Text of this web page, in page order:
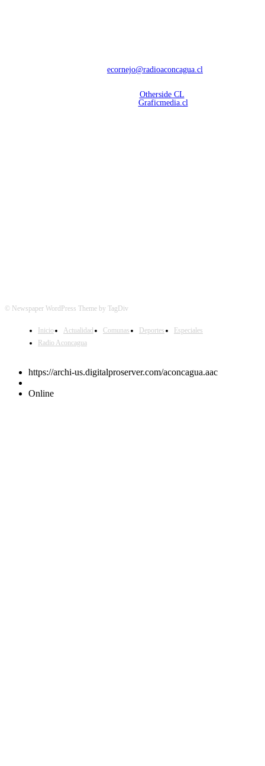
ecornejo@radioaconcagua.cl
Otherside CL
Graficmedia.cl
© Newspaper WordPress Theme by TagDiv
Inicio Actualidad Comunas Deportes
Especiales
Radio Aconcagua
https://archi-us.digitalproserver.com/aconcagua.aac
Online